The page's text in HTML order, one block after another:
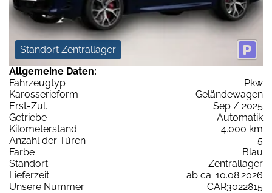
Standort Zentrallager
Allgemeine Daten:
Fahrzeugtyp
Pkw
Karosserieform
Geländewagen
Erst-Zul.
Sep / 2025
Getriebe
Automatik
Kilometerstand
4.000 km
Anzahl der Türen
5
Farbe
Blau
Standort
Zentrallager
Lieferzeit
ab ca. 10.08.2026
Unsere Nummer
CAR3022815